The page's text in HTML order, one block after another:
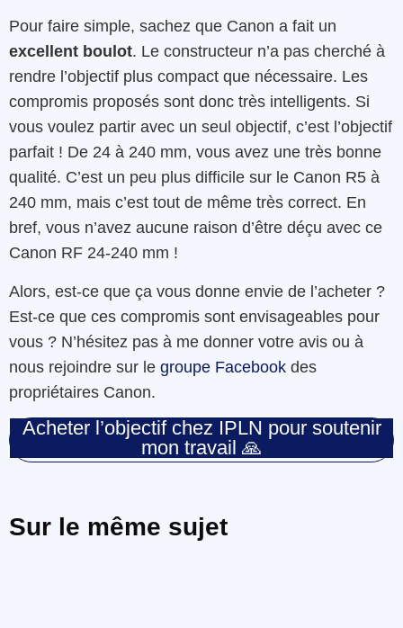
Pour faire simple, sachez que Canon a fait un
excellent boulot. Le constructeur n’a pas cherché à
rendre l’objectif plus compact que nécessaire. Les
compromis proposés sont donc très intelligents. Si
vous voulez partir avec un seul objectif, c’est l’objectif
parfait ! De 24 à 240 mm, vous avez une très bonne
qualité. C’est un peu plus difficile sur le Canon R5 à
240 mm, mais c’est tout de même très correct. En
bref, vous n’avez aucune raison d’être déçu avec ce
Canon RF 24-240 mm !
Alors, est-ce que ça vous donne envie de l’acheter ?
Est-ce que ces compromis sont envisageables pour
vous ? N’hésitez pas à me donner votre avis ou à
nous rejoindre sur le groupe Facebook des
propriétaires Canon.
Acheter l’objectif chez IPLN pour soutenir
mon travail 🙏
Sur le même sujet